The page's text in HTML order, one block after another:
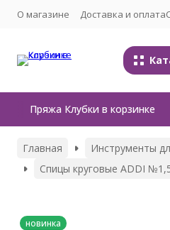
О магазине Доставка и оплата
Пряжа Клубки в корзинке
Главная Инструменты
Спицы круговые ADDI
новинка